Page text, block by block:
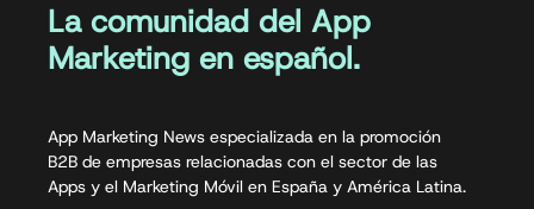
La comunidad del App
Marketing en español.
App Marketing News especializada en la promoción
B2B de empresas relacionadas con el sector de las
Apps y el Marketing Móvil en España y América Latina.